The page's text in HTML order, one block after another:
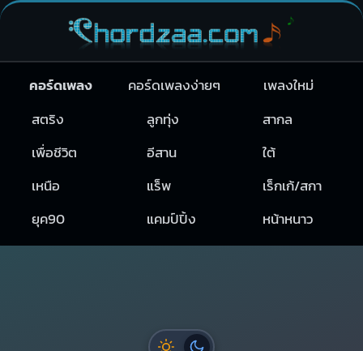
คอร์ดเพลง คอร์ดเพลงง่ายๆ
เพลงใหม่
สตริง
ลูกทุ่ง
สากล
เพื่อชีวิต
อีสาน
ใต้
เหนือ
แร็พ
เร็กเก้/สกา
ยุค90
แคมป์ปิ้ง หน้าหนาว